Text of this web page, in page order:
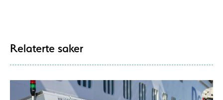
Relaterte saker